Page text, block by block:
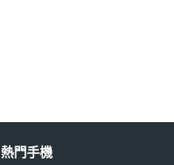
熱門手機